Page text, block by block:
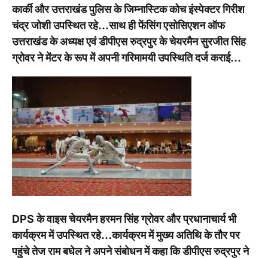
कार्की और उत्तराखंड पुलिस के जिम्नास्टिक कोच इंस्पेक्टर गिरीश
चंद्र जोशी उपस्थित रहे…साथ ही फेंसिंग एसोसिएशन ऑफ
उत्तराखंड के अध्यक्ष एवं डीपीएस रुद्रपुर के चेयरमैन सुरजीत सिंह
ग्रोवर ने मेंटर के रूप में अपनी गरिमामयी उपस्थिति दर्ज कराई…
DPS के वाइस चेयरमैन हरमन सिंह ग्रोवर और प्रधानाचार्य भी
कार्यक्रम में उपस्थित रहे…कार्यक्रम में मुख्य अतिथि के तौर पर
पहुंचे तेज राम बघेल ने अपने संबोधन में कहा कि डीपीएस रुद्रपुर ने